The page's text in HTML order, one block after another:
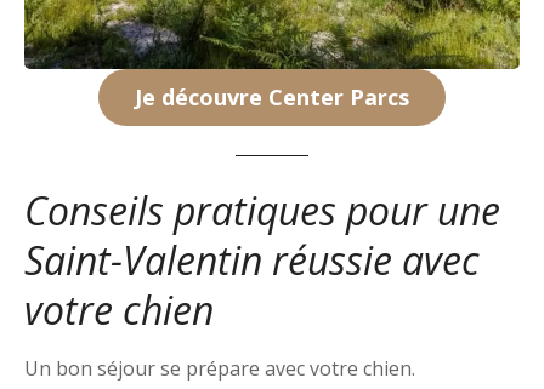
Je découvre Center Parcs
Conseils pratiques pour une
Saint-Valentin réussie avec
votre chien
Un bon séjour se prépare avec votre chien.